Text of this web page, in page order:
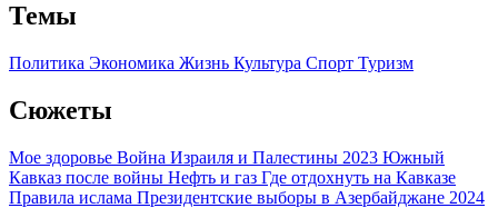
Темы
Политика Экономика Жизнь Культура Спорт Туризм
Сюжеты
Мое здоровье Война Израиля и Палестины 2023 Южный
Кавказ после войны Нефть и газ Где отдохнуть на Кавказе
Правила ислама Президентские выборы в Азербайджане 2024